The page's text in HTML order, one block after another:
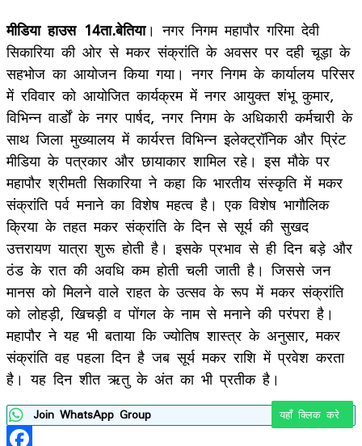
मीडिया हाउस 14ता.बेतिया। नगर निगम महापौर गरिमा देवी
सिकारिया की ओर से मकर संक्रांति के अवसर पर दही चूड़ा के
सहभोज का आयोजन किया गया। नगर निगम के कार्यालय परिसर
में रविवार को आयोजित कार्यक्रम में नगर आयुक्त शंभू कुमार,
विभिन्न वार्डों के नगर पार्षद, नगर निगम के अधिकारी कर्मचारी के
साथ जिला मुख्यालय में कार्यरत्त विभिन्न इलेक्ट्रॉनिक और प्रिंट
मीडिया के पत्रकार और छायाकार शामिल रहे। इस मौके पर
महापौर श्रीमती सिकारिया ने कहा कि भारतीय संस्कृति में मकर
संक्रांति पर्व मनाने का विशेष महत्व है। एक विशेष भागौलिक
क्रिया के तहत मकर संक्रांति के दिन से सूर्य की सुखद
उत्तरायण यात्रा शुरू होती है। इसके प्रभाव से ही दिन बड़े और
ठंड के रात की अवधि कम होती चली जाती है। जिससे जन
मानस को मिलने वाले राहत के उत्सव के रूप में मकर संक्रांति
को लोहड़ी, खिचड़ी व पोंगल के नाम से मनाने की परंपरा है।
महापौर ने यह भी बताया कि ज्योतिष शास्त्र के अनुसार, मकर
संक्रांति वह पहला दिन है जब सूर्य मकर राशि में प्रवेश करता
है। यह दिन शीत ऋतु के अंत का भी प्रतीक है।
Join WhatsApp Group यहाँ क्लिक करे